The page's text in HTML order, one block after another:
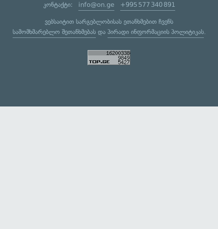
კონტაქტი: info@on.ge +995 577 340 891
ვებსაიტით სარგებლობისას ეთანხმებით ჩვენს
სამომხმარებლო შეთანხმებასდა პირადი ინფორმაციის პოლიტიკას.